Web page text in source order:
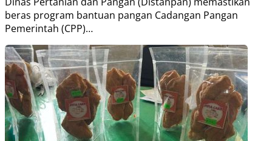
beras program bantuan pangan Cadangan Pangan
Pemerintah (CPP)…